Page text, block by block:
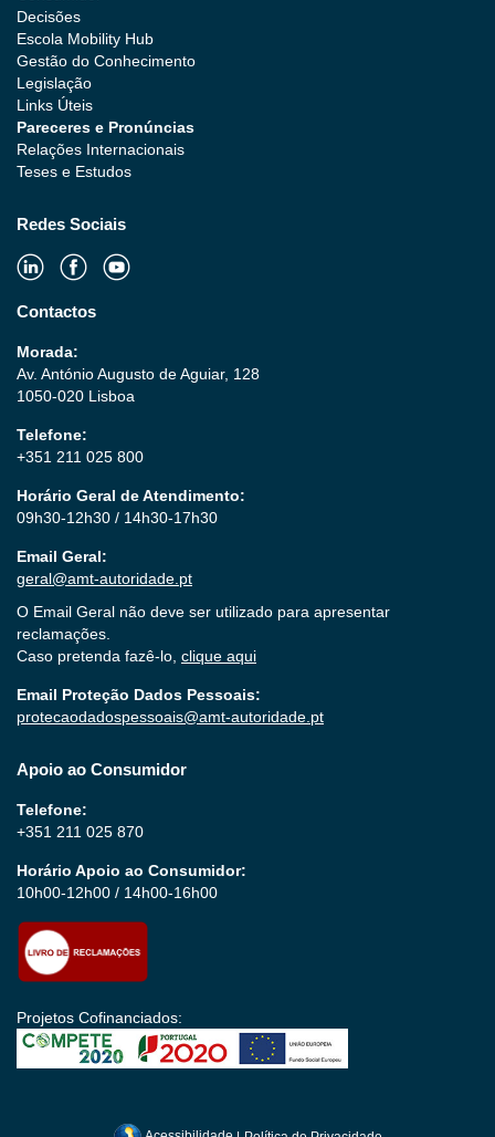
Decisões
Escola Mobility Hub
Gestão do Conhecimento
Legislação
Links Úteis
Pareceres e Pronúncias
Relações Internacionais
Teses e Estudos
Redes Sociais
Contactos
Morada:
Av. António Augusto de Aguiar, 128
1050-020 Lisboa
Telefone:
+351 211 025 800
Horário Geral de Atendimento:
09h30-12h30 / 14h30-17h30
Email Geral:
geral@amt-autoridade.pt
O Email Geral não deve ser utilizado para apresentar
reclamações.
Caso pretenda fazê-lo, clique aqui
Email Proteção Dados Pessoais:
protecaodadospessoais@amt-autoridade.pt
Apoio ao Consumidor
Telefone:
+351 211 025 870
Horário Apoio ao Consumidor:
10h00-12h00 / 14h00-16h00
Projetos Cofinanciados: